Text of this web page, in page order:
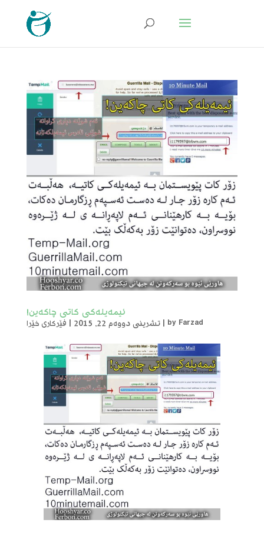
ئیمەیلەکی کاتی چاکەین!
by Farzad
|تشرینی دووەم 22, 2015 | فێرکاری خێرا